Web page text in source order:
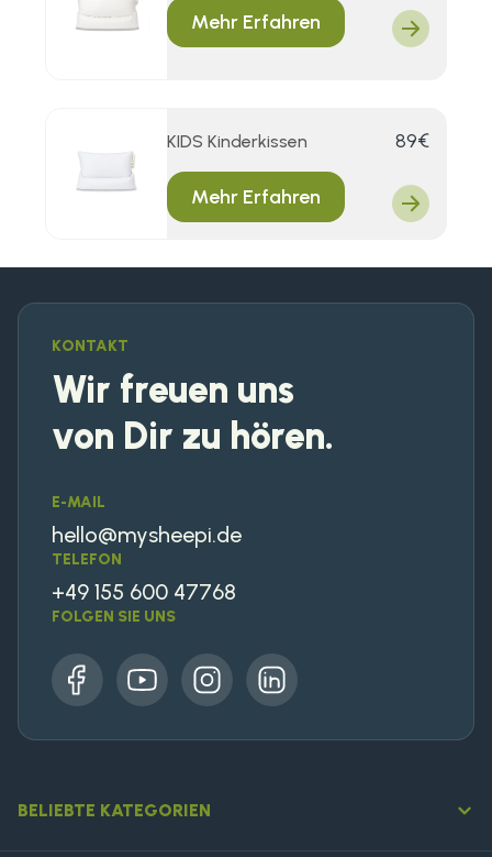
Mehr Erfahren
KIDS Kinderkissen 89€
Mehr Erfahren
KONTAKT
Wir freuen uns
von Dir zu hören.
E-MAIL
hello@mysheepi.de
TELEFON
+49 155 600 47768
FOLGEN SIE UNS
FacebookYouTube InstagramLinkedIn
BELIEBTE KATEGORIEN